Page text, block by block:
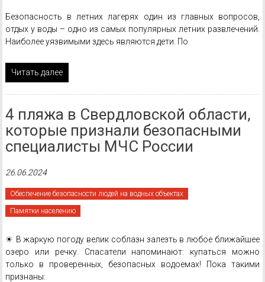
Безопасность в летних лагерях один из главных вопросов,
отдых у воды – одно из самых популярных летних развлечений.
Наиболее уязвимыми здесь являются дети. По
Читать далее
4 пляжа в Свердловской области,
которые признали безопасными
специалисты МЧС России
26.06.2024
Обеспечение безопасности людей на водных объектах
Памятки населению
☀ В жаркую погоду велик соблазн залезть в любое ближайшее
озеро или речку. Спасатели напоминают: купаться можно
только в проверенных, безопасных водоемах! Пока такими
признаны: